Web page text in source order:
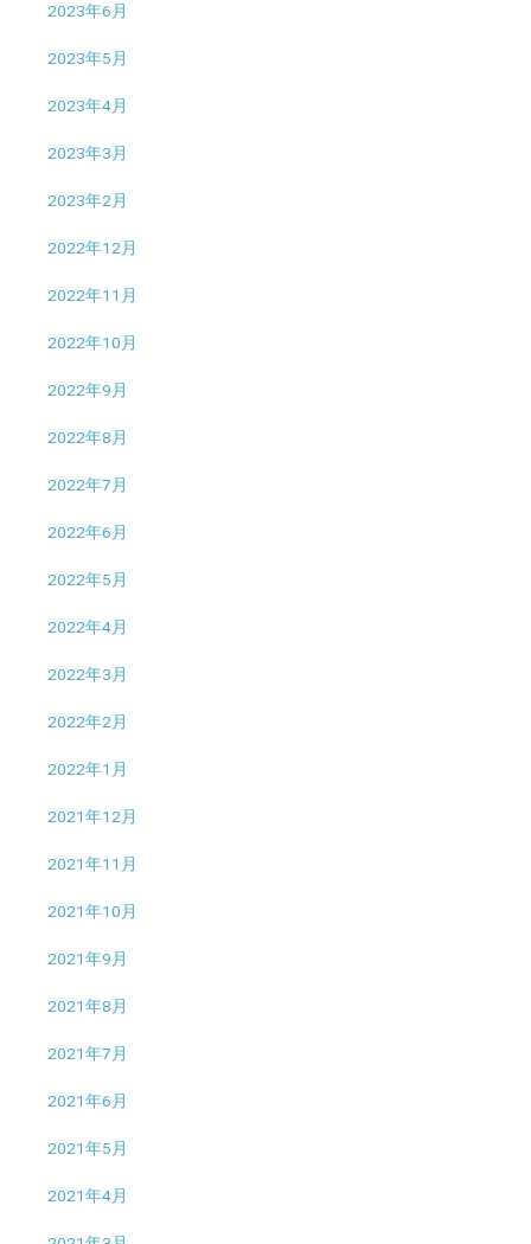
2023年6月
2023年5月
2023年4月
2023年3月
2023年2月
2022年12月
2022年11月
2022年10月
2022年9月
2022年8月
2022年7月
2022年6月
2022年5月
2022年4月
2022年3月
2022年2月
2022年1月
2021年12月
2021年11月
2021年10月
2021年9月
2021年8月
2021年7月
2021年6月
2021年5月
2021年4月